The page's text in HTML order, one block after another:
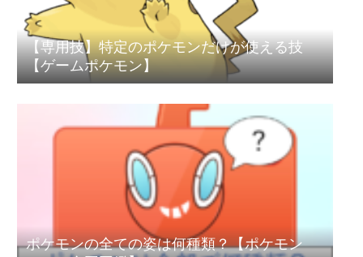
【専用技】特定のポケモンだけが使える技
【ゲームポケモン】
ポケモンの全ての姿は何種類？【ポケモン